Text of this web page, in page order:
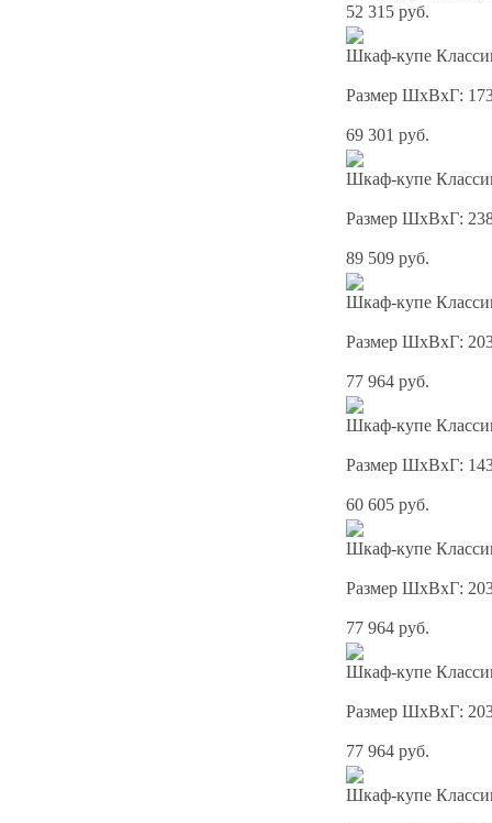
52 315 руб.
Шкаф-купе
Размер ШхВхГ:
69 301 руб.
Шкаф-купе
Размер ШхВхГ:
89 509 руб.
Шкаф-купе
Размер ШхВхГ:
77 964 руб.
Шкаф-купе
Размер ШхВхГ:
60 605 руб.
Шкаф-купе
Размер ШхВхГ:
77 964 руб.
Шкаф-купе
Размер ШхВхГ:
77 964 руб.
Шкаф-купе